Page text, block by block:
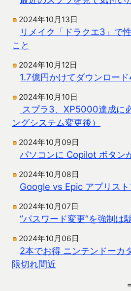
2024年10月13日
リメイク「ドラクエ3」で
こと
2024年10月12日
1.7億円かけてダウンロー
2024年10月10日
スプラ3、XP5000達成に
ングシステム変更後）
2024年10月09日
パソコンに Copilot ボタン
2024年10月08日
Google vs Epic アプリスト
2024年10月07日
“パスワード変更”を強制は
2024年10月06日
2本でお得 ニンテンドーカ
限切れ間近